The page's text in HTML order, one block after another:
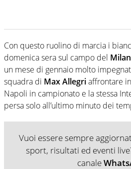
Con questo ruolino di marcia i
domenica sera sul campo del Milan
un mese di gennaio molto
squadra di Max Allegriaffrontare
Napoli in campionato e la stessa
persa solo all’ultimo minuto dei
Vuoi essere sempre
sport, risultati ed eventi
canale